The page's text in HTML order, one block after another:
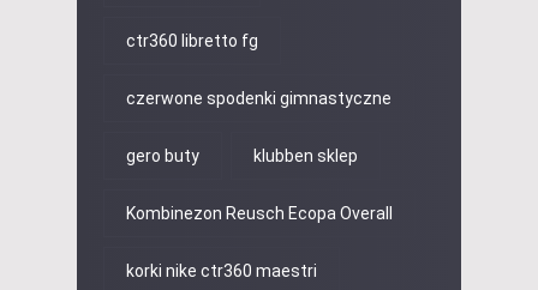
ctr360 libretto fg
czerwone spodenki gimnastyczne
gero buty klubben sklep
Kombinezon Reusch Ecopa Overall
korki nike ctr360 maestri